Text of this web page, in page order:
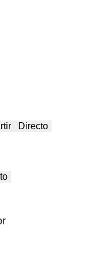
Directo